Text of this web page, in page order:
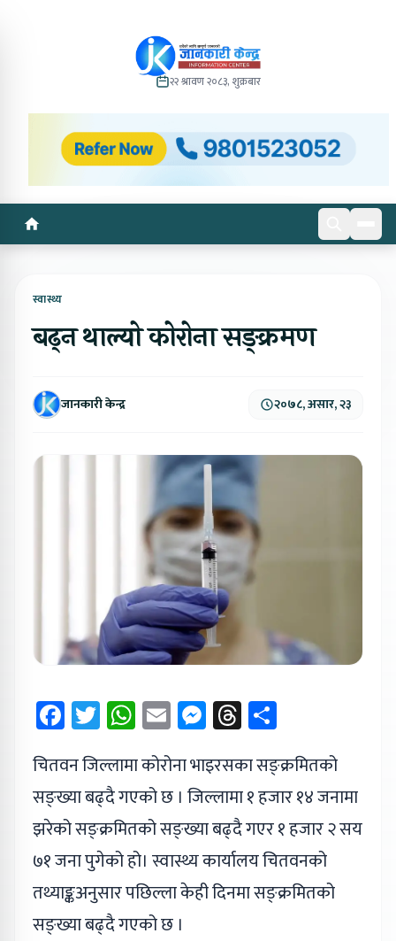
२२ श्रावण २०८३, शुक्रबार
स्वास्थ्य
बढ्न थाल्यो कोरोना सङ्क्रमण
जानकारी केन्द्र २०७८, असार, २३
Facebook
Twitter
WhatsApp
EmailMessenger
Threads
चितवन जिल्लामा कोरोना भाइरसका सङ्क्रमितको
सङ्ख्या बढ्दै गएको छ । जिल्लामा १ हजार १४ जनामा
झरेको सङ्क्रमितको सङ्ख्या बढ्दै गएर १ हजार २ सय
७१ जना पुगेको हो। स्वास्थ्य कार्यालय चितवनको
तथ्याङ्कअनुसार पछिल्ला केही दिनमा सङ्क्रमितको
सङ्ख्या बढ्दै गएको छ ।